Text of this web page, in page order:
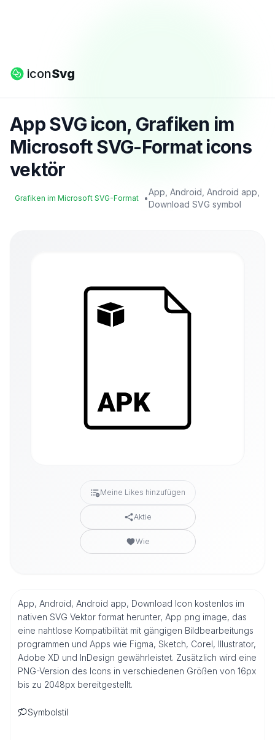
iconSvg
App SVG icon, Grafiken im
Microsoft SVG-Format icons
vektör
Grafiken im Microsoft SVG-Format •
App, Android, Android app,
Download SVG symbol
Meine Likes hinzufügen
Aktie
Wie
App, Android, Android app, Download Icon kostenlos im
nativen SVG Vektor format herunter, App png image, das
eine nahtlose Kompatibilität mit gängigen Bildbearbeitungs
programmen und Apps wie Figma, Sketch, Corel, Illustrator,
Adobe XD und InDesign gewährleistet. Zusätzlich wird eine
PNG-Version des Icons in verschiedenen Größen von 16px
bis zu 2048px bereitgestellt.
Symbolstil